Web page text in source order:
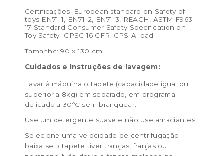
Certificações: European standard on Safety of
toys EN71-1, EN71-2, EN71-3, REACH, ASTM F963-
17 Standard Consumer Safety Specification on
Toy Safety CPSC 16 CFR CPSIA lead
Tamanho: 90 x 130 cm
Cuidados e Instruções de lavagem:
Lavar à máquina o tapete (capacidade igual ou
superior a 8kg) em separado, em programa
delicado a 30ºC sem branquear.
Use um detergente suave e não use amaciantes.
Selecione uma velocidade de centrifugação
baixa se o tapete tiver tranças, franjas ou